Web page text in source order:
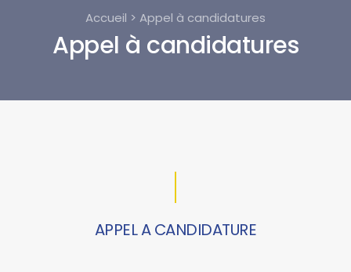
Accueil > Appel à candidatures
Appel à candidatures
APPEL A CANDIDATURE